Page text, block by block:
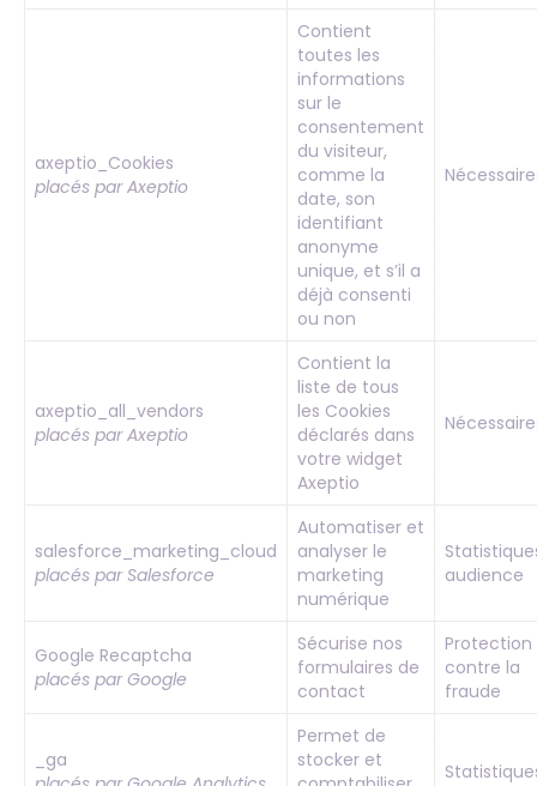
axeptio_Cookies
placés par Axeptio
Contient
toutes les
informations
sur le
consentement
du visiteur,
comme la
date, son
identifiant
anonyme
unique, et s’il a
déjà consenti
ou non
axeptio_all_vendors
placés par Axeptio
Contient la
liste de tous
les Cookies
déclarés dans
votre widget
Axeptio
salesforce_marketing_cloud
placés par Salesforce
Automatiser et
analyser le
marketing
numérique
audience
Google Recaptcha
placés par Google
Sécurise nos
formulaires de
contact
Protection
contre la
fraude
_ga
Permet de
stocker et